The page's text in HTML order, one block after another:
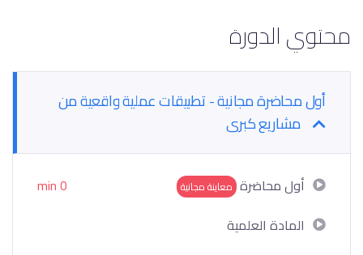
محتوي الدورة
أول محاضرة مجانية - تطبيقات عملية واقعية من
مشاريع كبرى
أول محاضرة معاينة مجانية
0 min
المادة العلمية